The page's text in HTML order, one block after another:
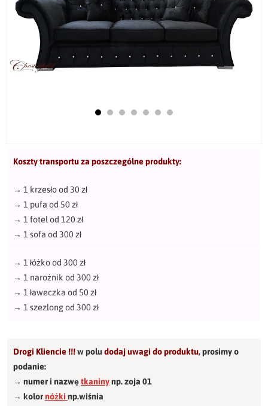
Koszty transportu za poszczególne produkty:
→ 1 krzesło od 30 zł
→ 1 pufa od 50 zł
→ 1 fotel od 120 zł
→ 1 sofa od 300 zł
→ 1 łóżko od 300 zł
→ 1 narożnik od 300 zł
→ 1 ławeczka od 50 zł
→ 1 szezlong od 300 zł
Drogi Kliencie !!!w poludodaj uwagi do produktu,prosimy o
podanie:
→ numer i nazwętkaninynp. zoja 01
→ kolornóżki np.wiśnia